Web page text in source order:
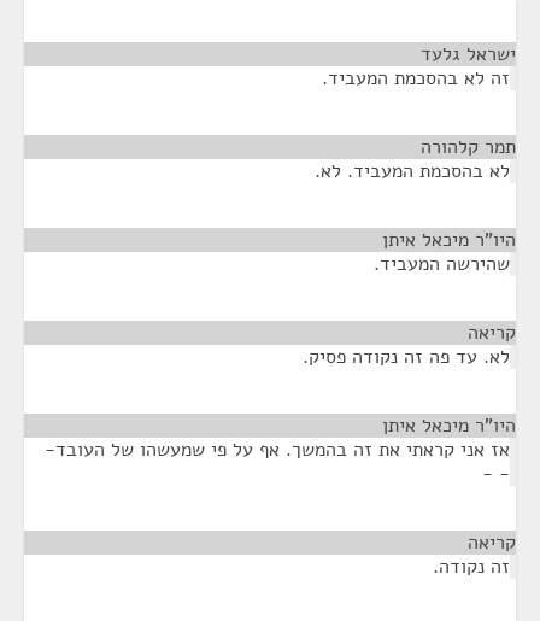
ישראל גלעד
זה לא בהסכמת המעביד.
תמר קלהורה
לא בהסכמת המעביד. לא.
היו"ר מיכאל איתן
שהירשה המעביד.
קריאה
לא. עד פה זה נקודה פסיק.
היו"ר מיכאל איתן
אז אני קראתי את זה בהמשך. אף על פי שמעשהו של העובד-
- -
קריאה
זה נקודה.